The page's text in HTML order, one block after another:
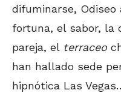
difuminarse,
fortuna, el sabor, la
pareja, el terraceo
han hallado sede
hipnótica Las